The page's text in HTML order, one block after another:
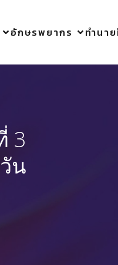
อักษรพยากร ทำนา
3
น